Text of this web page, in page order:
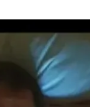
הפועל תל אביב
הפועל חיפה
הפועל באר שבע
מכבי נתניה
בני יהודה